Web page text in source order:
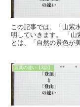
この記事では、「山紫
明していきます。 「山
とは、「自然の景色が
言葉の違い【2語】